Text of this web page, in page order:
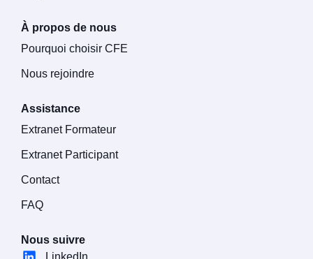
À propos de nous
Pourquoi choisir CFE
Nous rejoindre
Assistance
Extranet Formateur
Extranet Participant
Contact
FAQ
Nous suivre